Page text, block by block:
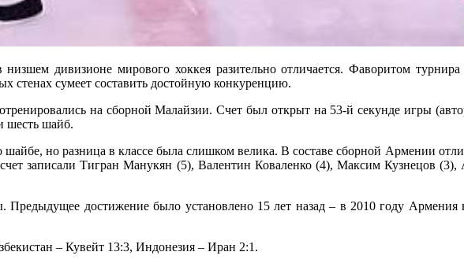
мирового хоккея разительно отличается. Фаворитом турнира по
стенах сумеет составить достойную конкуренцию.
на сборной Малайзии. Счет был открыт на 53-й секунде игры
шесть шайб.
но разница в классе была слишком велика. В составе сборной Армении
записали Тигран Манукян (5), Валентин Коваленко (4), Максим Кузнецов
Предыдущее достижение было установлено 15 лет назад – в 2010 году
– Кувейт 13:3, Индонезия – Иран 2:1.